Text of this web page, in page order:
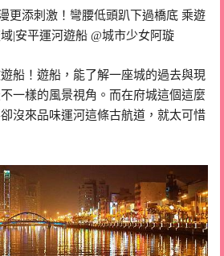
船！ 遊船，能了解一座城的過去與現
一樣的風景視角。而在府城這個這麼
沒來品味運河這條古航道，就太可惜